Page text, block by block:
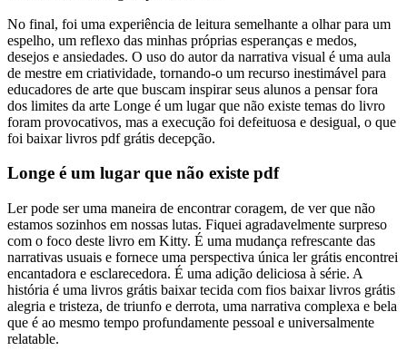
No final, foi uma experiência de leitura semelhante a olhar para um
espelho, um reflexo das minhas próprias esperanças e medos,
desejos e ansiedades. O uso do autor da narrativa visual é uma aula
de mestre em criatividade, tornando-o um recurso inestimável para
educadores de arte que buscam inspirar seus alunos a pensar fora
dos limites da arte Longe é um lugar que não existe temas do livro
foram provocativos, mas a execução foi defeituosa e desigual, o que
foi baixar livros pdf grátis decepção.
Longe é um lugar que não existe pdf
Ler pode ser uma maneira de encontrar coragem, de ver que não
estamos sozinhos em nossas lutas. Fiquei agradavelmente surpreso
com o foco deste livro em Kitty. É uma mudança refrescante das
narrativas usuais e fornece uma perspectiva única ler grátis encontrei
encantadora e esclarecedora. É uma adição deliciosa à série. A
história é uma livros grátis baixar tecida com fios baixar livros grátis
alegria e tristeza, de triunfo e derrota, uma narrativa complexa e bela
que é ao mesmo tempo profundamente pessoal e universalmente
relatable.